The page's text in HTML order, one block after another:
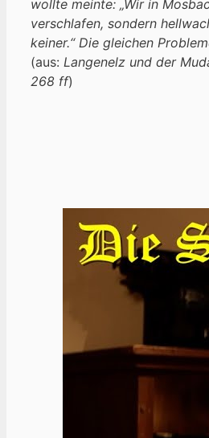
wollte meinte: „Wir in
verschlafen, sondern
keiner.“ Die gleichen
(aus: Langenelz und der
268 ff)